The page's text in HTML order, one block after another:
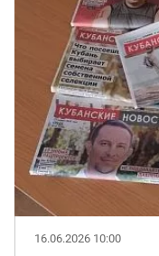
16.06.2026 10:00